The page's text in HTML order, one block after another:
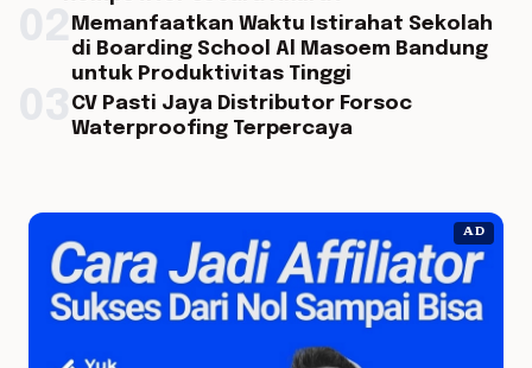
Memanfaatkan Waktu Istirahat Sekolah
di Boarding School Al Masoem Bandung
untuk Produktivitas Tinggi
CV Pasti Jaya Distributor Forsoc
Waterproofing Terpercaya
AD